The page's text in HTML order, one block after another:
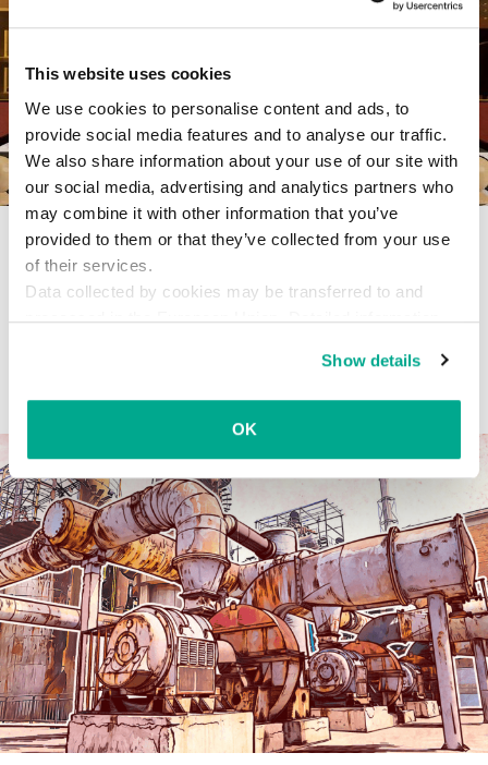
This website uses cookies
We use cookies to personalise content and ads, to
provide social media features and to analyse our traffic.
We also share information about your use of our site with
our social media, advertising and analytics partners who
may combine it with other information that you’ve
provided to them or that they’ve collected from your use
of their services.
Data collected by cookies may be transferred to and
processed in the European Union. Detailed information
Show details
OK
IoTセキュリティの体験ワークショ
ップに参加してみた